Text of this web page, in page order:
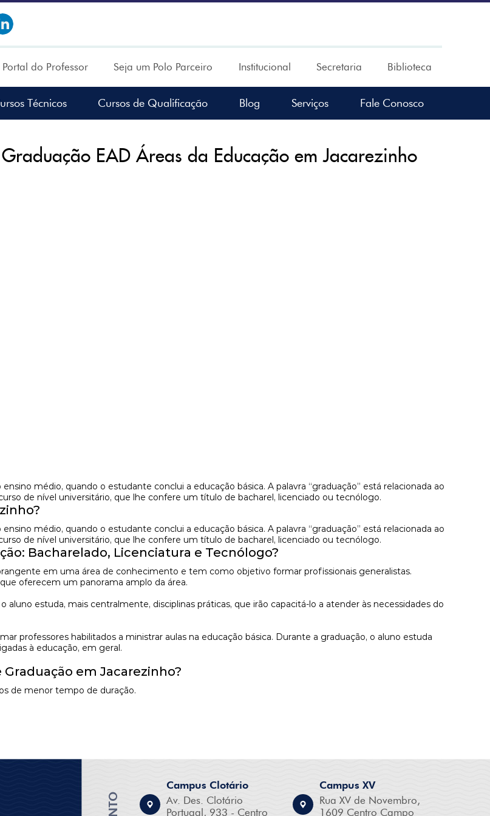
Portal do Professor Seja um Polo Parceiro Institucional Secretaria Biblioteca
Técnicos Cursos de Qualificação Blog Serviços Fale Conosco
Graduação EAD Áreas da Educação em Jacarezinho
médio, quando o estudante conclui a educação básica. A palavra “graduação” está relacionada ao
de nível universitário, que lhe confere um título de bacharel, licenciado ou tecnólogo.
médio, quando o estudante conclui a educação básica. A palavra “graduação” está relacionada ao
de nível universitário, que lhe confere um título de bacharel, licenciado ou tecnólogo.
Bacharelado, Licenciatura e Tecnólogo?
em uma área de conhecimento e tem como objetivo formar profissionais generalistas.
oferecem um panorama amplo da área.
estuda, mais centralmente, disciplinas práticas, que irão capacitá-lo a atender às necessidades do
professores habilitados a ministrar aulas na educação básica. Durante a graduação, o aluno estuda
à educação, em geral.
em Jacarezinho?
de menor tempo de duração.
Campus Clotário
Av. Des. Clotário
Portugal, 933 - Centro
Campus XV
Rua XV de Novembro,
1609 Centro Campo